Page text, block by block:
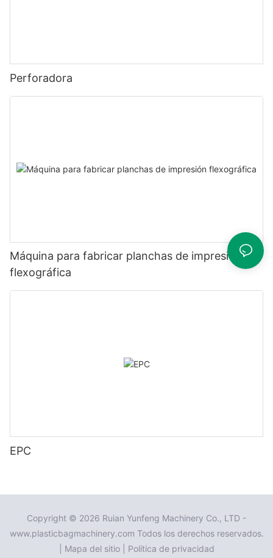
Perforadora
Máquina para fabricar planchas de impresión
flexográfica
EPC
Copyright © 2026 Ruian Yunfeng Machinery Co., LTD -
www.plasticbagmachinery.com Todos los derechos reservados.
Mapa del sitio| Política de privacidad